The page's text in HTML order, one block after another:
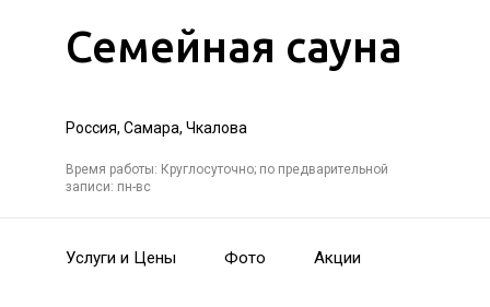
Семейная сауна
Россия, Самара, Чкалова
Время работы: Круглосуточно; по предварительной
записи: пн-вс
Услуги и Цены Фото Акции